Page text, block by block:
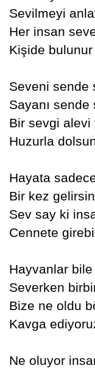
Sevilmeyi
Her insan
Kişide
Seveni sende
Sayanı sende
Bir sevgi alevi
Huzurla
Hayata
Bir kez gelirsin
Sev say ki
Cennete
Hayvanlar bile
Severken
Bize ne oldu
Kavga
Ne oluyor